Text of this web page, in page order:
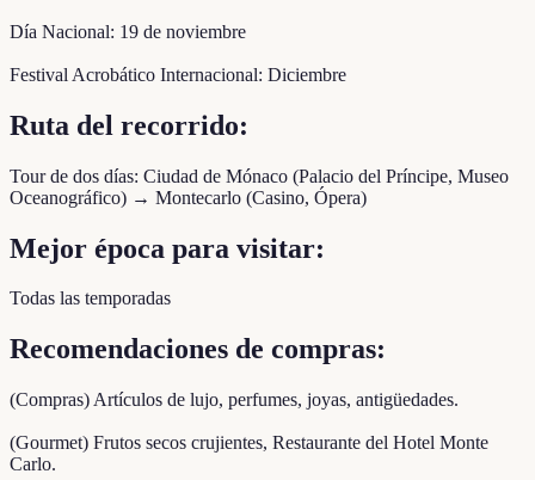
Día Nacional: 19 de noviembre
Festival Acrobático Internacional: Diciembre
Ruta del recorrido:
Tour de dos días: Ciudad de Mónaco (Palacio del Príncipe, Museo
Oceanográfico) → Montecarlo (Casino, Ópera)
Mejor época para visitar:
Todas las temporadas
Recomendaciones de compras:
(Compras) Artículos de lujo, perfumes, joyas, antigüedades.
(Gourmet) Frutos secos crujientes, Restaurante del Hotel Monte
Carlo.